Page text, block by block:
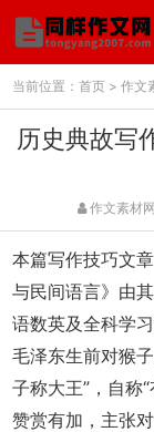
当前位置： 首页> 作文
历史典故写
作文素材
本篇写作技巧文
与民间语言》由
语数英及全科学
毛泽东生前对猴
子称大王”，自称
赞赏有加，主张